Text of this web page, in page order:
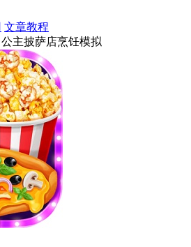
文章教程
公主披萨店烹饪模拟